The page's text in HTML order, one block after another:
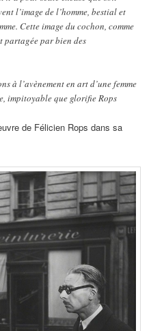
l’image de l’homme, bestial et
Cette image du cochon, comme
par bien des
à l’avènement en art d’une femme
impitoyable que glorifie Rops
de Félicien Rops dans sa